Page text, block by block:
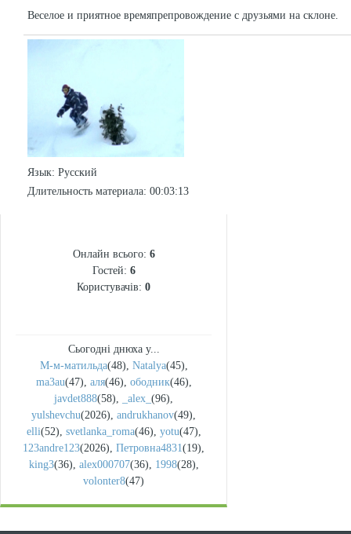
Веселое и приятное времяпрепровождение с друзьями на склоне.
Язык: Русский
Длительность материала: 00:03:13
Онлайн всього: 6
Гостей: 6
Користувачів: 0
Сьогодні днюха у...
М-м-матильда(48), Natalya(45),
ma3au(47), аля(46), ободник(46),
javdet888(58), _alex_ (96),
yulshevchu(2026), andrukhanov(49),
elli(52), svetlanka_roma(46), yotu(47),
123andre123(2026), Петровна4831(19),
king3(36), alex000707(36), 1998(28),
volonter8(47)